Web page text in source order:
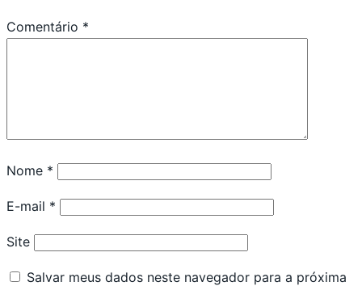
Comentário *
Nome *
E-mail *
Site
Salvar meus dados neste navegador para a próxima